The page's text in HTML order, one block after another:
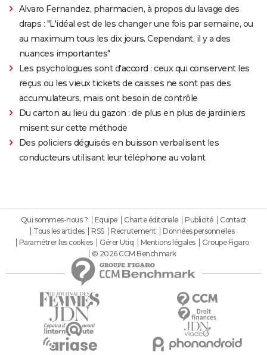
Alvaro Fernandez, pharmacien, à propos du lavage des
draps : "L'idéal est de les changer une fois par semaine, ou
au maximum tous les dix jours. Cependant, il y a des
nuances importantes"
Les psychologues sont d'accord : ceux qui conservent les
reçus ou les vieux tickets de caisses ne sont pas des
accumulateurs, mais ont besoin de contrôle
Du carton au lieu du gazon : de plus en plus de jardiniers
misent sur cette méthode
Des policiers déguisés en buisson verbalisent les
conducteurs utilisant leur téléphone au volant
Qui sommes-nous ? Equipe Charte éditoriale Publicité
Contact
Tous les articles
RSS Recrutement
Données personnelles
Paramétrer les cookies
Gérer Utiq Mentions légales
Groupe Figaro
© 2026 CCM Benchmark